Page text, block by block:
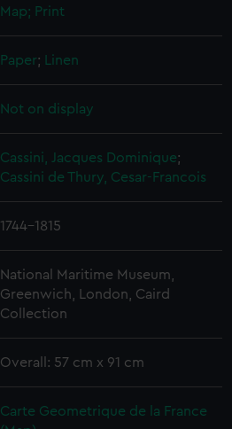
Map; Print
Paper; Linen
Not on display
Cassini, Jacques Dominique;
Cassini de Thury, Cesar-Francois
1744-1815
National Maritime Museum,
Greenwich, London, Caird
Collection
Overall: 57 cm x 91 cm
Carte Geometrique de la France